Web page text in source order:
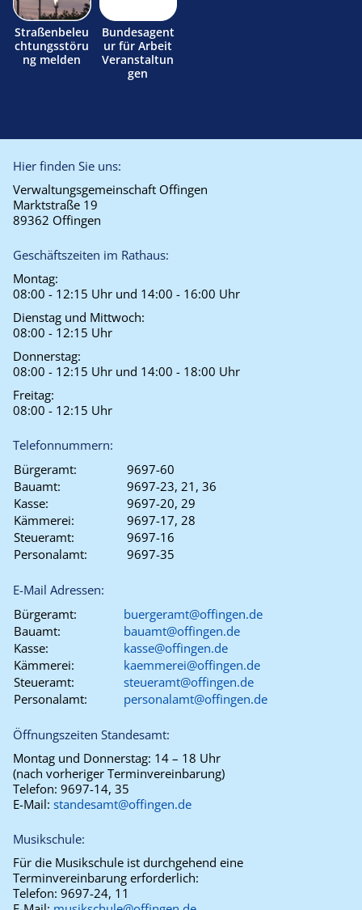
Straßenbeleu
chtungsstöru
ng melden
Bundesagent
ur für Arbeit
Veranstaltun
gen
Hier finden Sie uns:
Verwaltungsgemeinschaft Offingen
Marktstraße 19
89362 Offingen
Geschäftszeiten im Rathaus:
Montag:
08:00 - 12:15 Uhr und 14:00 - 16:00 Uhr
Dienstag und Mittwoch:
08:00 - 12:15 Uhr
Donnerstag:
08:00 - 12:15 Uhr und 14:00 - 18:00 Uhr
Freitag:
08:00 - 12:15 Uhr
Telefonnummern:
Bürgeramt:
9697-60
Bauamt:
9697-23, 21, 36
Kasse:
9697-20, 29
Kämmerei:
9697-17, 28
Steueramt:
9697-16
Personalamt:
9697-35
E-Mail Adressen:
Bürgeramt:
buergeramt@offingen.de
Bauamt:
bauamt@offingen.de
Kasse:
kasse@offingen.de
Kämmerei:
kaemmerei@offingen.de
Steueramt:
steueramt@offingen.de
Personalamt:
personalamt@offingen.de
Öffnungszeiten Standesamt:
Montag und Donnerstag: 14 – 18 Uhr
(nach vorheriger Terminvereinbarung)
Telefon: 9697-14, 35
E-Mail: standesamt@offingen.de
Musikschule:
Für die Musikschule ist durchgehend eine
Terminvereinbarung erforderlich:
Telefon: 9697-24, 11